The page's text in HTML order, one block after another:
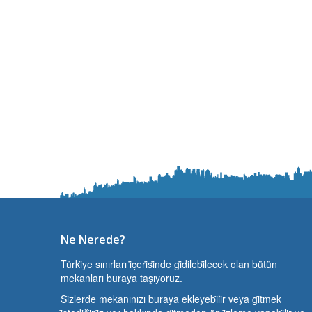
Ne Nerede?
Türki̇ye sınırları i̇çeri̇si̇nde gi̇di̇lebi̇lecek olan bütün
mekanları buraya taşıyoruz.
Si̇zlerde mekanınızı buraya ekleyebi̇li̇r veya gi̇tmek